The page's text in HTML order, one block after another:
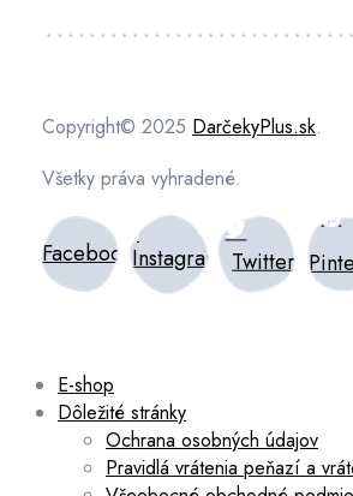
Copyright© 2025 DarčekyPlus.sk.
Všetky práva vyhradené.
FacebookInstagram Twitter
E-shop
Dôležité stránky
Ochrana osobných údajov
Pravidlá vrátenia peňazí a